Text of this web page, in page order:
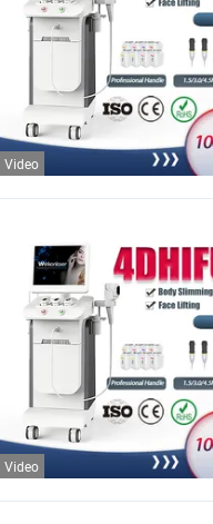
Video
Video